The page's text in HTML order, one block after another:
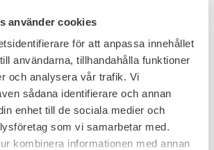
använder cookies
för att anpassa innehållet
användarna, tillhandahålla funktioner
och analysera vår trafik. Vi
sådana identifierare och annan
enhet till de sociala medier och
som vi samarbetar med.
kombinera informationen med annan
Patch
Add to favorites
PVC Morale Patch Pain
Is Temporary